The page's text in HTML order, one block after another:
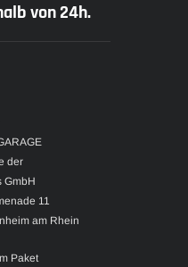
von 24h.
der
GmbH
11
am Rhein
Paket